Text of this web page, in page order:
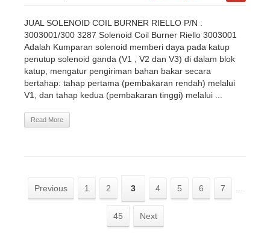
JUAL SOLENOID COIL BURNER RIELLO P/N :
3003001/300 3287 Solenoid Coil Burner Riello 3003001
Adalah Kumparan solenoid memberi daya pada katup
penutup solenoid ganda (V1 , V2 dan V3) di dalam blok
katup, mengatur pengiriman bahan bakar secara
bertahap: tahap pertama (pembakaran rendah) melalui
V1, dan tahap kedua (pembakaran tinggi) melalui ...
Read More
Previous 1 2 3 4 5 6 7
45 Next